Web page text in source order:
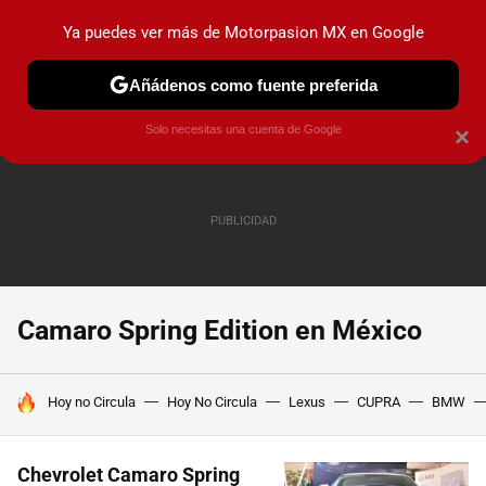
PRUEBAS INDUSTRIA HOY NO CIRCULA
Camaro Spring Edition en México
HOY SE HABLA DE
Hoy no Circula Hoy No Circula Lexus CUPRA BMW
Chevrolet Camaro Spring
×
Ya puedes ver más de Motorpasion MX en Google
Añádenos como fuente preferida
Solo necesitas una cuenta de Google